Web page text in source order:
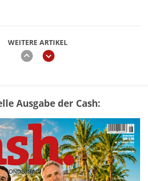
WEITERE ARTIKEL
zurückweiter
Zutritt: Wann Mieter
öffnen müssen
erreicht Sieben-Wochen-
Ausgabe der Cash: